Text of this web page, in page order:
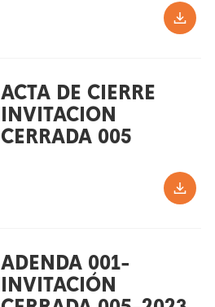
ACTA DE CIERRE
INVITACION
CERRADA 005
ADENDA 001-
INVITACIÓN